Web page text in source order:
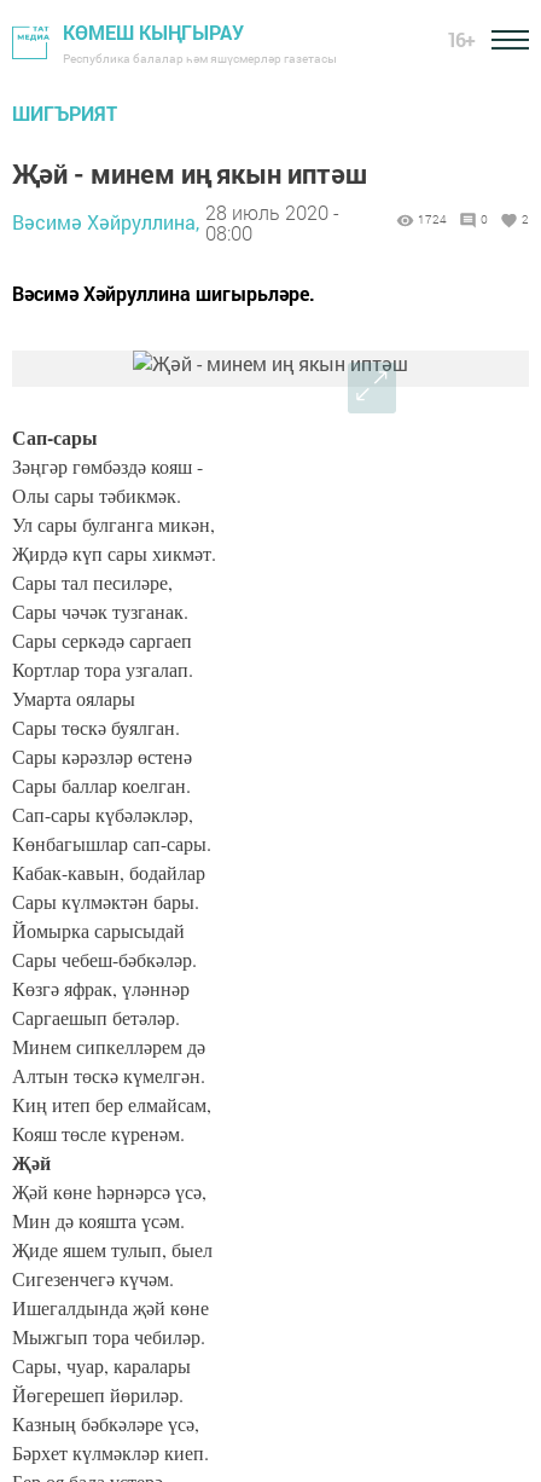
КӨМЕШ КЫҢГЫРАУ
Республика балалар һәм яшүсмерләр газетасы
16+
ШИГЪРИЯТ
Җәй - минем иң якын иптәш
Вәсимә Хәйруллина, 28 июль 2020 -
08:00
1724 0 2
Вәсимә Хәйруллина шигырьләре.
Сап-сары
Зәңгәр гөмбәздә кояш -
Олы сары тәбикмәк.
Ул сары булганга микән,
Җирдә күп сары хикмәт.
Сары тал песиләре,
Сары чәчәк тузганак.
Сары серкәдә саргаеп
Кортлар тора узгалап.
Умарта оялары
Сары төскә буялган.
Сары кәрәзләр өстенә
Сары баллар коелган.
Сап-сары күбәләкләр,
Көнбагышлар сап-сары.
Кабак-кавын, бодайлар
Сары күлмәктән бары.
Йомырка сарысыдай
Сары чебеш-бәбкәләр.
Көзгә яфрак, үләннәр
Саргаешып бетәләр.
Минем сипкелләрем дә
Алтын төскә күмелгән.
Киң итеп бер елмайсам,
Кояш төсле күренәм.
Җәй
Җәй көне һәрнәрсә үсә,
Мин дә кояшта үсәм.
Җиде яшем тулып, быел
Сигезенчегә күчәм.
Ишегалдында җәй көне
Мыжгып тора чебиләр.
Сары, чуар, каралары
Йөгерешеп йөриләр.
Казның бәбкәләре үсә,
Бәрхет күлмәкләр киеп.